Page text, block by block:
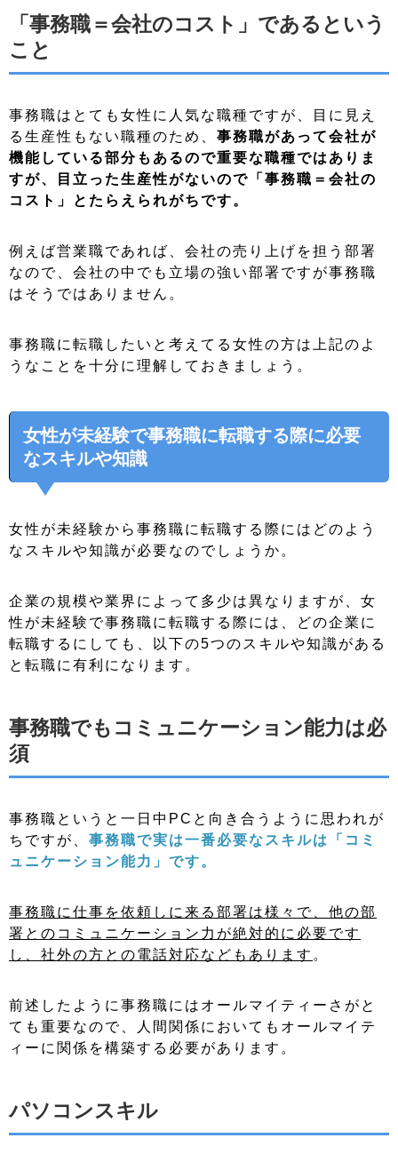
「事務職＝会社のコスト」であるという
こと
事務職はとても女性に人気な職種ですが、目に見え
る生産性もない職種のため、 事務職があって会社が
機能している部分もあるので重要な職種ではありま
すが、目立った生産性がないので「事務職＝会社の
コスト」とたらえられがちです。
例えば営業職であれば、会社の売り上げを担う部署
なので、会社の中でも立場の強い部署ですが事務職
はそうではありません。
事務職に転職したいと考えてる女性の方は上記のよ
うなことを十分に理解しておきましょう。
女性が未経験で事務職に転職する際に必要
なスキルや知識
女性が未経験から事務職に転職する際にはどのよう
なスキルや知識が必要なのでしょうか。
企業の規模や業界によって多少は異なりますが、女
性が未経験で事務職に転職する際には、どの企業に
転職するにしても、以下の5つのスキルや知識がある
と転職に有利になります。
事務職でもコミュニケーション能力は必
須
事務職というと一日中PCと向き合うように思われが
ちですが、 事務職で実は一番必要なスキルは「コミ
ュニケーション能力」です。
事務職に仕事を依頼しに来る部署は様々で、他の部
署とのコミュニケーション力が絶対的に必要です
し、社外の方との電話対応などもあります 。
前述したように事務職にはオールマイティーさがと
ても重要なので、人間関係においてもオールマイテ
ィーに関係を構築する必要があります。
パソコンスキル